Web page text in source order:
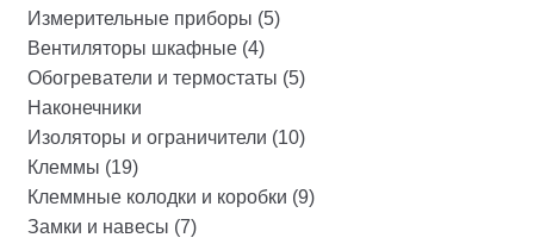
Измерительные приборы (5)
Вентиляторы шкафные (4)
Обогреватели и термостаты (5)
Наконечники
Изоляторы и ограничители (10)
Клеммы (19)
Клеммные колодки и коробки (9)
Замки и навесы (7)